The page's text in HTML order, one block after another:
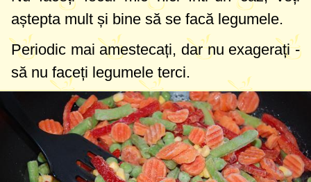
aștepta mult și bine să se facă legumele.
Periodic mai amestecați, dar nu exagerați -
să nu faceți legumele terci.